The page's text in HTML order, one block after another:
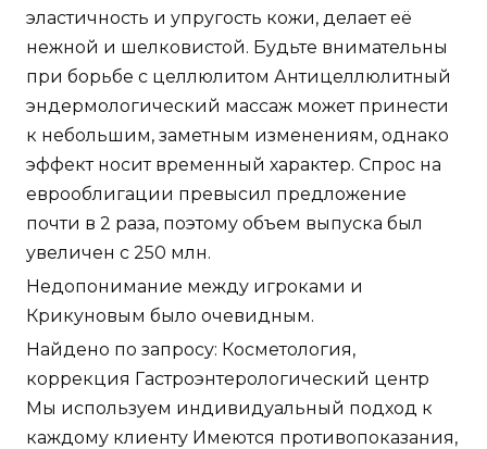
эластичность и упругость кожи, делает её
нежной и шелковистой. Будьте внимательны
при борьбе с целлюлитом Антицеллюлитный
эндермологический массаж может принести
к небольшим, заметным изменениям, однако
эффект носит временный характер. Спрос на
еврооблигации превысил предложение
почти в 2 раза, поэтому объем выпуска был
увеличен с 250 млн.
Недопонимание между игроками и
Крикуновым было очевидным.
Найдено по запросу: Косметология,
коррекция Гастроэнтерологический центр
Мы используем индивидуальный подход к
каждому клиенту Имеются противопоказания,